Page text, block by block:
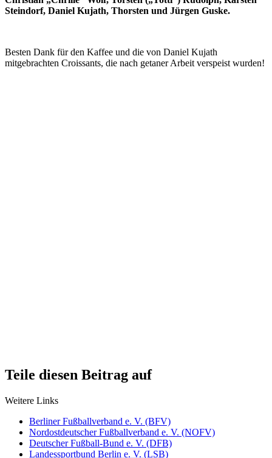
Steindorf, Daniel Kujath, Thorsten und Jürgen Guske.
Besten Dank für den Kaffee und die von Daniel Kujath
mitgebrachten Croissants, die nach getaner Arbeit verspeist wurden!
Teile diesen Beitrag auf
Weitere Links
Berliner Fußballverband e. V. (BFV)
Nordostdeutscher Fußballverband e. V. (NOFV)
Deutscher Fußball-Bund e. V. (DFB)
Landessportbund Berlin e. V. (LSB)